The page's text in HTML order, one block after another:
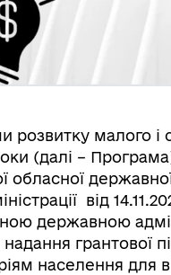
розвитку малого і
(далі –
від
державною
грантової
населення для